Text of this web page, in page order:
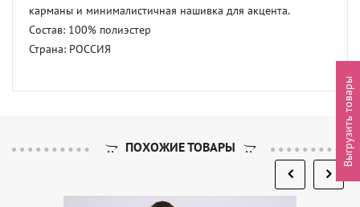
карманы и минималистичная нашивка для акцента.
Состав: 100% полиэстер
Страна: РОССИЯ
ПОХОЖИЕ ТОВАРЫ Выгрузить товары